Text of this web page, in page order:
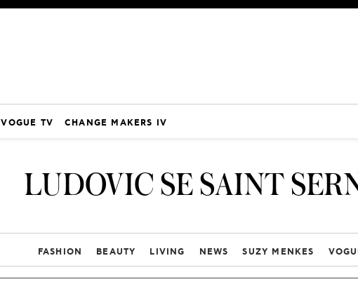
VOGUE TV CHANGE MAKERS IV
LUDOVIC SE SAINT
FASHION BEAUTY LIVING NEWS SUZY MENKES